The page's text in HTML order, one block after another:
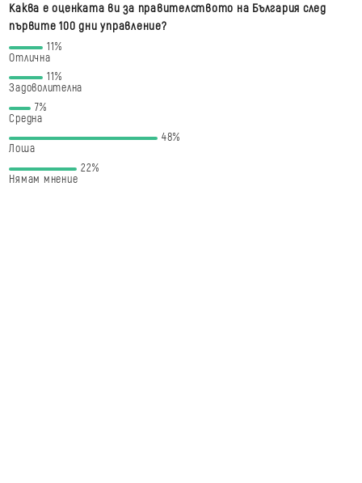
Каква е оценката ви за правителството на България след
първите 100 дни управление?
11%
Отлична
11%
Задоволителна
7%
Средна
48%
Лоша
22%
Нямам мнение